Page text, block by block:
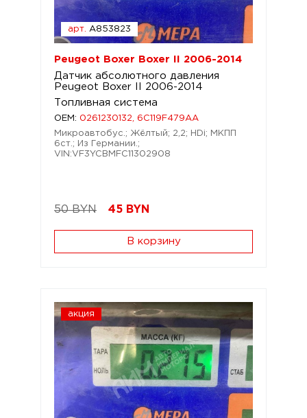
арт. A853823
Peugeot Boxer Boxer II 2006-2014
Датчик абсолютного давления
Peugeot Boxer II 2006-2014
Топливная система
OEM: 0261230132, 6C119F479AA
Микроавтобус.; Жёлтый; 2,2; HDi; МКПП
6ст.; Из Германии.;
VIN:VF3YCBMFC11302908
50 BYN 45 BYN
В корзину
акция